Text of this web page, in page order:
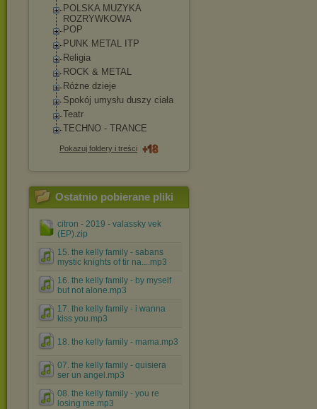
POLSKA MUZYKA
ROZRYWKOWA
POP
PUNK METAL ITP
Religia
ROCK & METAL
Różne dzieje
Spokój umysłu duszy ciała
Teatr
TECHNO - TRANCE
Pokazuj foldery i treści
Ostatnio pobierane pliki
citron - 2019 - valassky vek
(EP).zip
15. the kelly family - sabans
mystic knights of tir na....mp3
16. the kelly family - by myself
but not alone.mp3
17. the kelly family - i wanna
kiss you.mp3
18. the kelly family - mama.mp3
07. the kelly family - quisiera
ser un angel.mp3
08. the kelly family - you re
losing me.mp3